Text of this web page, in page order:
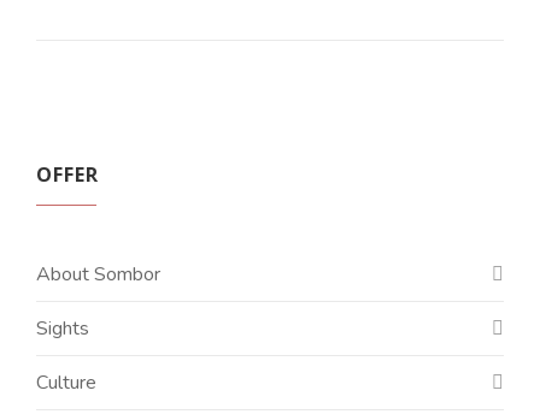
OFFER
About Sombor
Sights
Culture